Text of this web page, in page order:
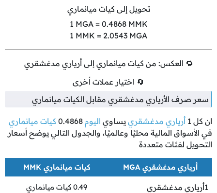
تحويل إلى كيات ميانماري
1 MGA = 0.4868MMK
1 MMK = 2.0543 MGA
🔁 العكس: من كيات ميانماري إلى أرياري مدغشقري
🔄 اختيار عملات أخرى
سعر صرف الأرياري مدغشقري مقابل الكيات ميانماري
ان كل 1 أرياري مدغشقري يساوي اليوم 0.4868 كيات ميانماري
في الأسواق المالية محليًا وعالميًا، والجدول التالي يوضح أسعار
التحويل لفئات متعددة
أرياري مدغشقري MGA كيات ميانماري MMK
1أرياري مدغشقري 0.49 كيات ميانماري